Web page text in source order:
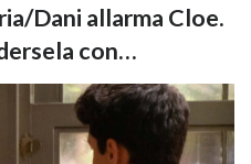
Dani allarma Cloe.
con…